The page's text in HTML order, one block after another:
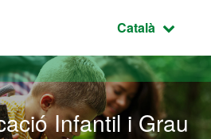
Idioma
Català
Infantil i Grau